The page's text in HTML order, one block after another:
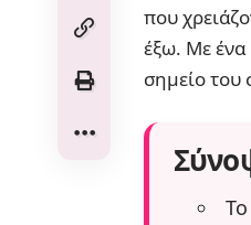
που
έξω. Με ένα
σημείο του